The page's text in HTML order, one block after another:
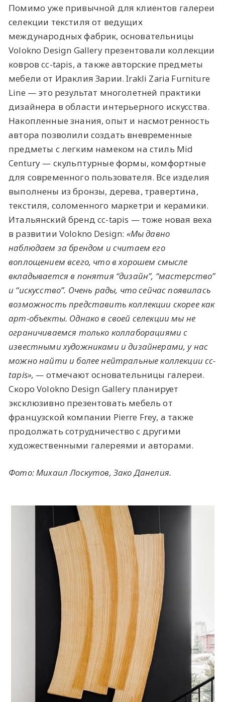
Помимо уже привычной для клиентов галереи
селекции текстиля от ведущих
международных фабрик, основательницы
Volokno Design Gallery презентовали коллекции
ковров cc-tapis, а также авторские предметы
мебели от Ираклия Зарии. Irakli Zaria Furniture
Line — это результат многолетней практики
дизайнера в области интерьерного искусства.
Накопленные знания, опыт и насмотренность
автора позволили создать вневременные
предметы с легким намеком на стиль Mid
Century — скульптурные формы, комфортные
для современного пользователя. Все изделия
выполнены из бронзы, дерева, травертина,
текстиля, соломенного маркетри и керамики.
Итальянский бренд cc-tapis — тоже новая веха
в развитии Volokno Design: «Мы давно
наблюдаем за брендом и считаем его
воплощением всего, что в хорошем смысле
вкладывается в понятия “дизайн”, “мастерство”
и “искусство”. Очень рады, что сейчас появилась
возможность представить коллекции скорее как
арт-объекты. Однако в своей селекции мы не
ограничиваемся только коллаборациями с
известными художниками и дизайнерами, у нас
можно найти и более нейтральные коллекции cc-
tapis», — отмечают основательницы галереи.
Скоро Volokno Design Gallery планирует
эксклюзивно презентовать мебель от
французской компании Pierre Frey, а также
продолжать сотрудничество с другими
художественными галереями и авторами.
Фото: Михаил Лоскутов, Зако Данелия.